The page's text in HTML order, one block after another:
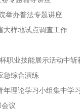
举办普法专题讲座
大样地试点调查工作
职业技能展示活动中斩
急综合演练
理论学习小组集中学
议